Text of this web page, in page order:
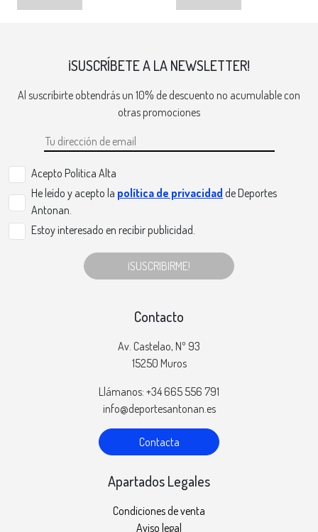
¡SUSCRÍBETE A LA NEWSLETTER!
Al suscribirte obtendrás un 10% de descuento no acumulable con
otras promociones
Acepto Politica Alta
He leído y acepto la política de privacidad de Deportes
Antonan.
Estoy interesado en recibir publicidad.
¡SUSCRIBIRME!
Contacto
Av. Castelao, Nº 93
15250 Muros
Llámanos: +34 665 556 791
info@deportesantonan.es
Contacta
Apartados Legales
Condiciones de venta
Aviso legal